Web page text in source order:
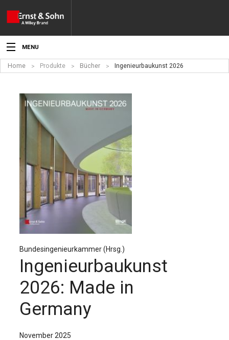
MENU
Aktuelles
Veranstaltungen
Angebote
Fachgebiete
Produkte
Werben
Service
Verlag
Sprache / Language: DE
Home Produkte Bücher Ingenieurbaukunst 2026
Bundesingenieurkammer (Hrsg.)
Ingenieurbaukunst
2026: Made in
Germany
November 2025